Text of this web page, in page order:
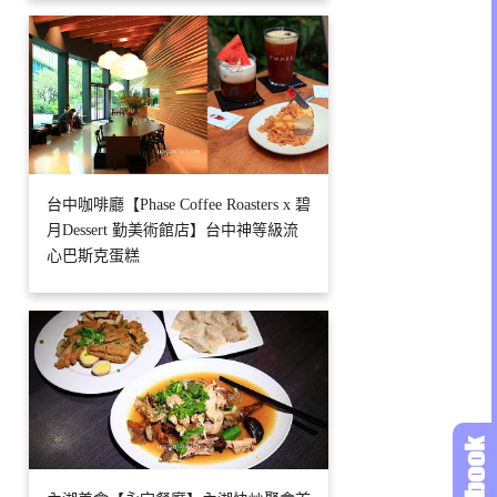
台中咖啡廳【Phase Coffee Roasters x 碧
月Dessert 勤美術館店】台中神等級流
心巴斯克蛋糕